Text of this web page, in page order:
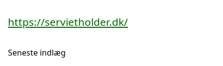
https://servietholder.dk/
Seneste indlæg